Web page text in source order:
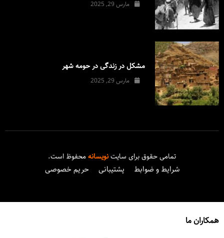
مارس 29, 2025
مشکل در زندگی در حومه شهر
مارس 29, 2025
تمامی حقوق برای سایتنویسانهمحفوظ است.
شرایط و ضوابط پشتیبانی حریم خصوصی
همکاران ما